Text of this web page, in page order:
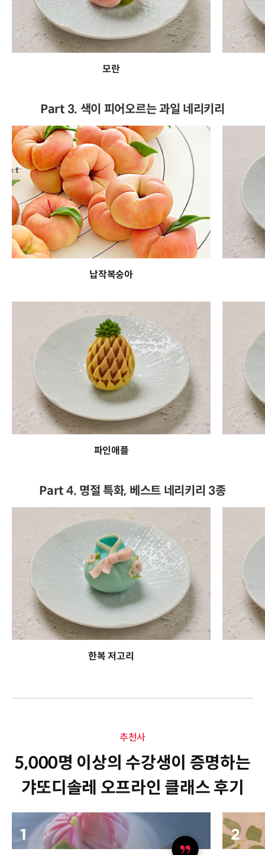
모란
Part 3. 색이 피어오르는 과일 네리키리
납작복숭아
파인애플
Part 4. 명절 특화, 베스트 네리키리 3종
한복 저고리
추천사
5,000명 이상의 수강생이 증명하는
갸또디솔레 오프라인 클래스 후기